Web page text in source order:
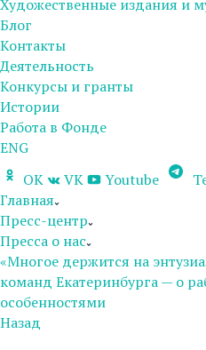
Художественные издания и
Блог
Контакты
Деятельность
Конкурсы и гранты
Истории
Работа в Фонде
ENG
OK
VK Youtube
Главная
Пресс-центр
Пресса о нас
«Многое держится на
команд Екатеринбурга — о
особенностями
Назад